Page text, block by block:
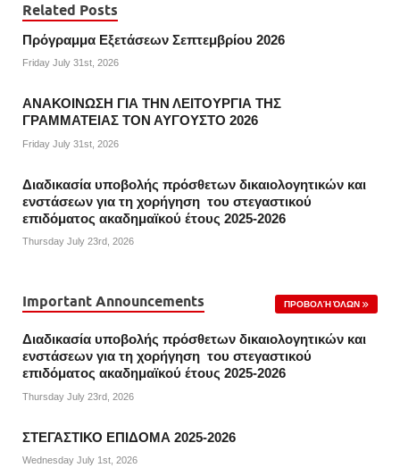
Related Posts
Πρόγραμμα Εξετάσεων Σεπτεμβρίου 2026
Friday July 31st, 2026
ΑΝΑΚΟΙΝΩΣΗ ΓΙΑ ΤΗΝ ΛΕΙΤΟΥΡΓΙΑ ΤΗΣ
ΓΡΑΜΜΑΤΕΙΑΣ ΤΟΝ ΑΥΓΟΥΣΤΟ 2026
Friday July 31st, 2026
Διαδικασία υποβολής πρόσθετων δικαιολογητικών και
ενστάσεων για τη χορήγηση του στεγαστικού
επιδόματος ακαδημαϊκού έτους 2025-2026
Thursday July 23rd, 2026
Important Announcements ΠΡΟΒΟΛΉ ΌΛΩΝ
Διαδικασία υποβολής πρόσθετων δικαιολογητικών και
ενστάσεων για τη χορήγηση του στεγαστικού
επιδόματος ακαδημαϊκού έτους 2025-2026
Thursday July 23rd, 2026
ΣΤΕΓΑΣΤΙΚΟ ΕΠΙΔΟΜΑ 2025-2026
Wednesday July 1st, 2026